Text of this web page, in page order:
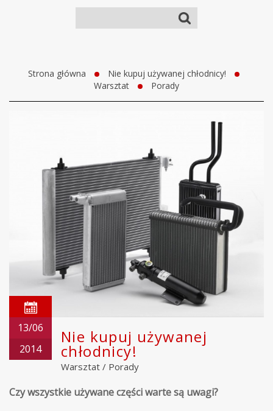
Strona główna
Nie kupuj używanej chłodnicy!
Warsztat
Porady
13/06
2014
Nie kupuj używanej
chłodnicy!
Warsztat / Porady
Czy wszystkie używane części warte są uwagi?